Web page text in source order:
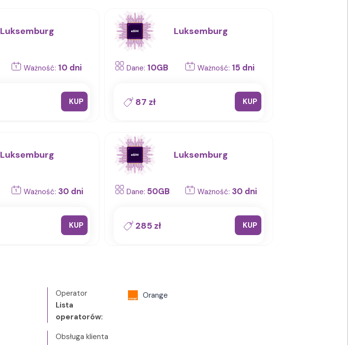
Luksemburg
Ważność: 10 dni
KUP
Luksemburg
Dane: 10GB Ważność: 15 dni
87 zł KUP
Luksemburg
Ważność: 30 dni
KUP
Luksemburg
Dane: 50GB Ważność: 30 dni
285 zł KUP
Operator
Lista
operatorów:
Obsługa klienta
Orange